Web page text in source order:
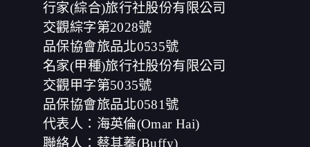
部研究外，我們會視需要公佈統計數據及說明文字，但不
涉及特定個人之資料。
除非取得您的同意或其他法令之特別規定，本網站絕不會
將您的個人資料揭露予第三人或使用於蒐集目的以外之其
他用途。
在您於本網站註冊帳號、使用本網站相關產品、服務、活
動或贈獎時，本網站會收集您的個人識別資料，本網站也
可以從商業夥伴處取得個人資料。
當客戶在本網站註冊時，我們會取得您的姓名、電話、住
址、身份證字號、電子郵件、出生日期、性別、行業等相
行家(綜合)旅行社股份有限公司
交觀綜字第2028號
品保協會旅品北0535號
名家(甲種)旅行社股份有限公司
交觀甲字第5035號
品保協會旅品北0581號
代表人：海英倫(Omar Hai)
聯絡人：蔡其蓁(Buffy)